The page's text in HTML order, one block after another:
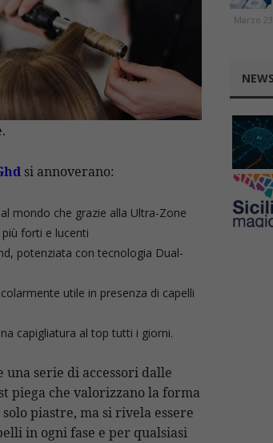
si annoverano:
mondo che grazie alla Ultra-Zone
forti e lucenti
potenziata con tecnologia Dual-
utile in presenza di capelli
capigliatura al top tutti i giorni.
una serie di accessori dalle
piega che valorizzano la forma
piastre, ma si rivela essere
in ogni fase e per qualsiasi
Marzo